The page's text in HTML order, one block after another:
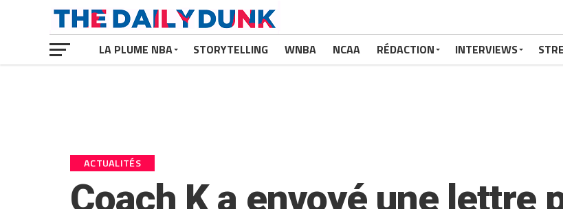
LA PLUME NBA STORYTELLING WNBA NCAA RÉDACTION INTERVIEWS
ACTUALITÉS
Coach K a envoyé une lettre